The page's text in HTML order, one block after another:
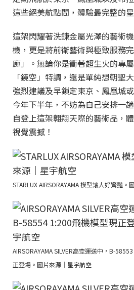
這些絕美航點間，體驗最完整的
這架閃耀著洗鍊金屬光澤的藝術
機，更是將前衛藝術與極致服務
廊」。無論你是衝著超生火的專
「鏡空」特調，還是單純想朝聖
強烈建議及早鎖定東京、鳳凰城
今年下半年，不妨為自己安排一
自登上這架翱翔天際的藝術品，
視覺震撼！
STARLUX AIRSORAYAMA 模型讓人好驚豔。
AIRSORAYAMA SILVER高空運送中，B-
正登場。圖片來源｜星宇航空